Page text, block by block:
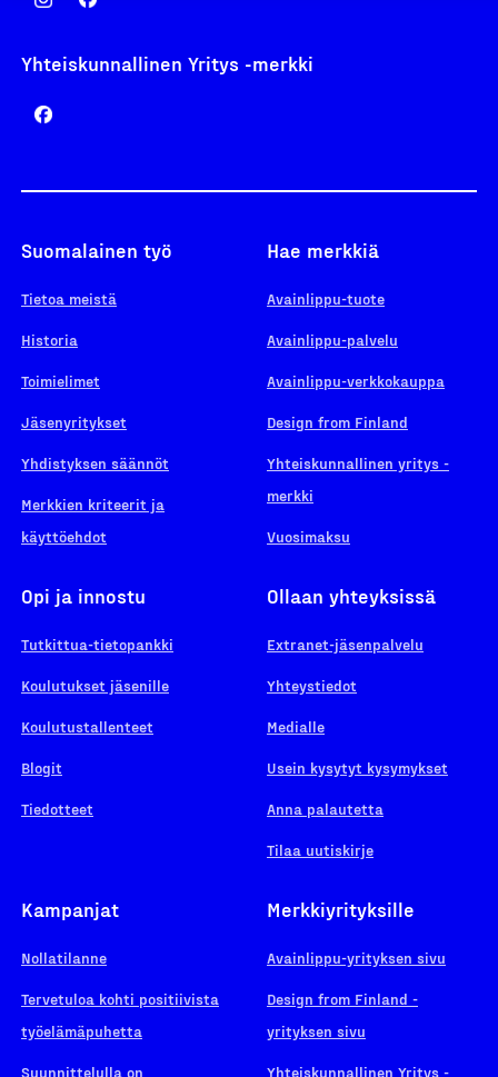
Yhteiskunnallinen Yritys -merkki
Suomalainen työ
Tietoa meistä
Historia
Toimielimet
Jäsenyritykset
Yhdistyksen säännöt
Merkkien kriteerit ja
käyttöehdot
Hae merkkiä
Avainlippu-tuote
Avainlippu-palvelu
Avainlippu-verkkokauppa
Design from Finland
Yhteiskunnallinen yritys -
merkki
Vuosimaksu
Opi ja innostu
Tutkittua-tietopankki
Koulutukset jäsenille
Koulutustallenteet
Blogit
Tiedotteet
Ollaan yhteyksissä
Extranet-jäsenpalvelu
Yhteystiedot
Medialle
Usein kysytyt kysymykset
Anna palautetta
Tilaa uutiskirje
Kampanjat
Nollatilanne
Tervetuloa kohti positiivista
työelämäpuhetta
Suunnittelulla on
Merkkiyrityksille
Avainlippu-yrityksen sivu
Design from Finland -
yrityksen sivu
Yhteiskunnallinen Yritys -